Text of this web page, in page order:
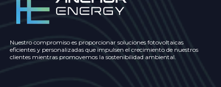
Nuestro compromiso es proporcionar soluciones fotovoltaicas
eficientes y personalizadas que impulsen el crecimiento de nuestros
clientes mientras promovemos la sostenibilidad ambiental.